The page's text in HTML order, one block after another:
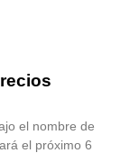
el nombre de
el próximo 6